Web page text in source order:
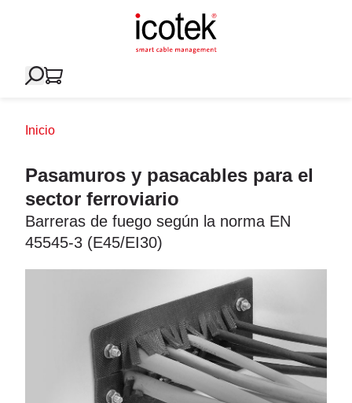
Inicio
Pasamuros y pasacables para el
sector ferroviario
Barreras de fuego según la norma EN
45545-3 (E45/EI30)